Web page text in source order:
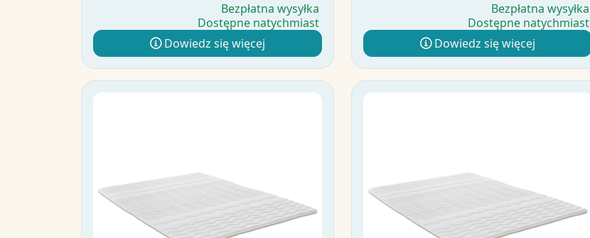
Bezpłatna wysyłka
Dostępne natychmiast
Dowiedz się więcej
Bezpłatna wysyłka
Dostępne natychmiast
Dowiedz się więcej